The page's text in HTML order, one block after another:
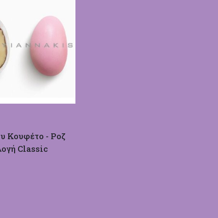
Κουφέτο - Ροζ
Classic